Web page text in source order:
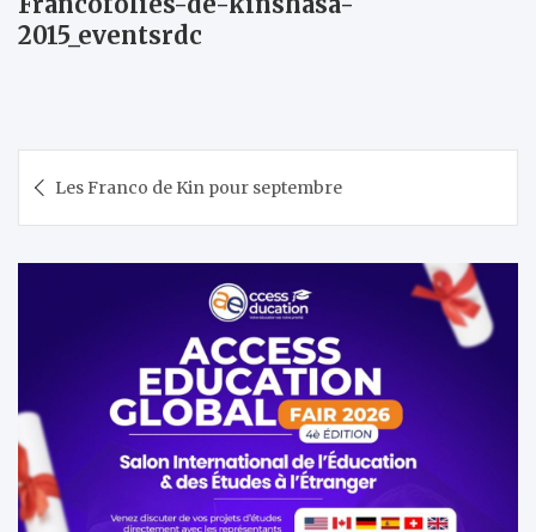
2015_eventsrdc
de Les Franco de Kin pour septembre